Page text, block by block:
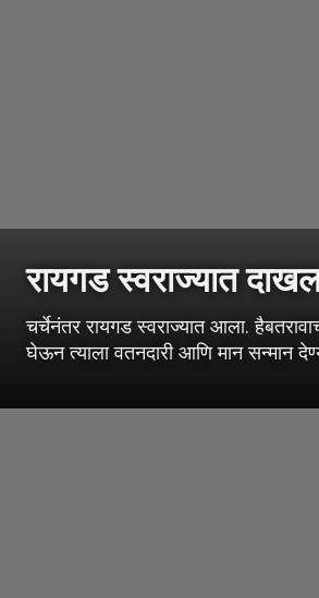
रायगड स्वराज्यात
चर्चेनंतर रायगड स्वराज्यात आला.
घेऊन त्याला वतनदारी आणि मान सन्मान